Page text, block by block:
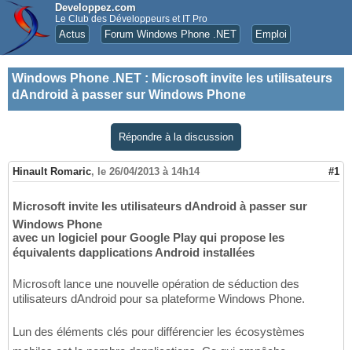
Developpez.com
Le Club des Développeurs et IT Pro
Actus Forum Windows Phone .NET Emploi
Windows Phone .NET : Microsoft invite les utilisateurs
dAndroid à passer sur Windows Phone
Répondre à la discussion
Hinault Romaric, le 26/04/2013 à 14h14 #1
Microsoft invite les utilisateurs dAndroid à passer sur
Windows Phone
avec un logiciel pour Google Play qui propose les
équivalents dapplications Android installées
Microsoft lance une nouvelle opération de séduction des
utilisateurs dAndroid pour sa plateforme Windows Phone.
Lun des éléments clés pour différencier les écosystèmes